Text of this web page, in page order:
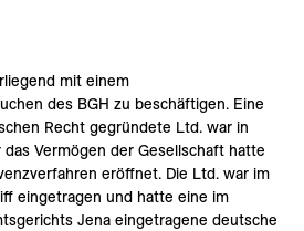
mit einem
des BGH zu beschäftigen. Eine
Recht gegründete Ltd. war in
Vermögen der Gesellschaft hatte
eröffnet. Die Ltd. war im
eingetragen und hatte eine im
Jena eingetragene deutsche